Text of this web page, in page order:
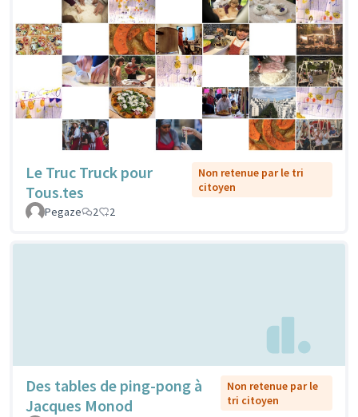
Le Truc Truck pour
Tous.tes
Non retenue par le tri
citoyen
Pegaze
2 2
Des tables de ping-pong à
Jacques Monod
Non retenue par le
tri citoyen